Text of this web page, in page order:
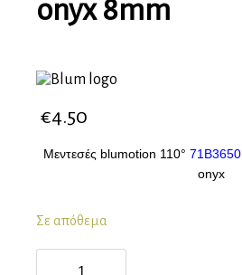
onyx 8mm
€4.50
Μεντεσές blumotion 110° 71B3650
onyx
Σε απόθεμα